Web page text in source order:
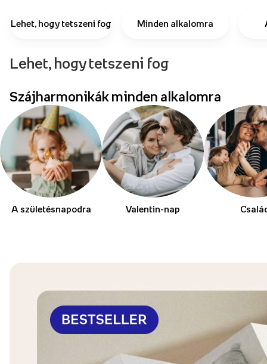
Lehet, hogy tetszeni fog Minden alkalomra
Lehet, hogy tetszeni fog
Szájharmonikák minden alkalomra
A születésnapodra Valentin-nap